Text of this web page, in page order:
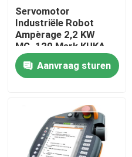
VR-show
Over ons
Fabriekstocht
Kwaliteitscontrole
Neem contact met ons op
Servomotor
Industriële Robot
Ampèrage 2,2 KW
MG_120 Merk KUKA
Aanvraag sturen